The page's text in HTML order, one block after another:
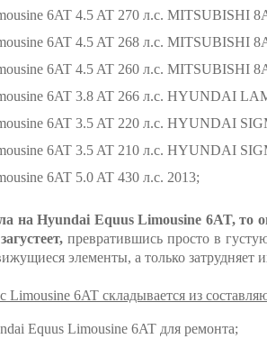
6AT 4.5 AT 270 л.с. MITSUBISHI
6AT 4.5 AT 268 л.с. MITSUBISHI
6AT 4.5 AT 260 л.с. MITSUBISHI
6AT 3.8 AT 266 л.с. HYUNDAI
6AT 3.5 AT 220 л.с. HYUNDAI
6AT 3.5 AT 210 л.с. HYUNDAI
6AT 5.0 AT 430 л.с. 2013;
на Hyundai Equus Limousine 6AT, то
превратившись просто в
элементы, а только затрудняет
6AT складывается из
Equus Limousine 6AT для ремонта;